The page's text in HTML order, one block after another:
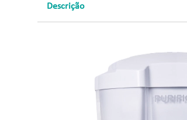
Descrição